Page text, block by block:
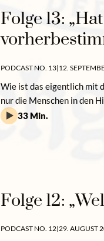
Folge 13:
PODCAST NO. 13|12.
Wie ist das eigentlich mit
nur die Menschen in den
33 Min.
Folge 12:
PODCAST NO. 12|29. AUGUST